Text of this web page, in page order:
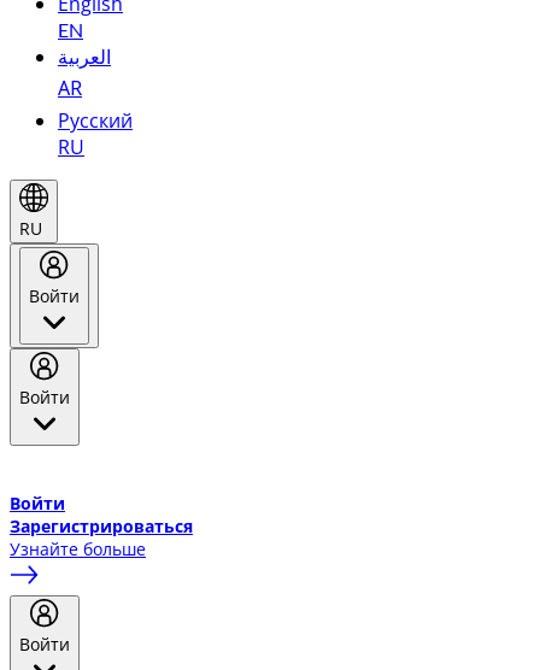
EN
العربية
AR
Русский
RU
RU
Войти
Войти
Войти
Зарегистрироваться
Узнайте больше
Войти